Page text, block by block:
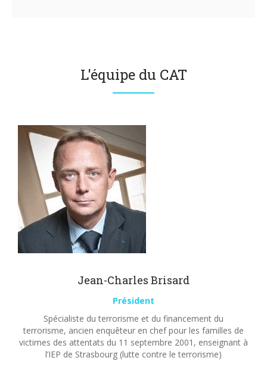
L'équipe du CAT
Jean-Charles Brisard
Président
Spécialiste du terrorisme et du financement du
terrorisme, ancien enquêteur en chef pour les familles de
victimes des attentats du 11 septembre 2001, enseignant à
l’IEP de Strasbourg (lutte contre le terrorisme)